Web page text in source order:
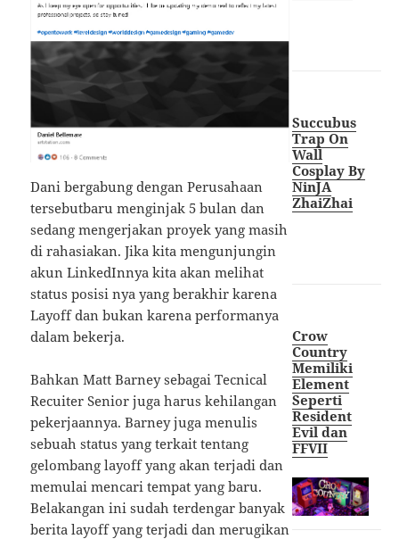
Dani bergabung dengan Perusahaan
tersebutbaru menginjak 5 bulan dan
sedang mengerjakan proyek yang masih
di rahasiakan. Jika kita mengunjungin
akun LinkedInnya kita akan melihat
status posisi nya yang berakhir karena
Layoff dan bukan karena performanya
dalam bekerja.
Bahkan Matt Barney sebagai Tecnical
Recuiter Senior juga harus kehilangan
pekerjaannya. Barney juga menulis
sebuah status yang terkait tentang
gelombang layoff yang akan terjadi dan
memulai mencari tempat yang baru.
Belakangan ini sudah terdengar banyak
berita layoff yang terjadi dan merugikan
Succubus
Trap On
Wall
Cosplay By
NinJA
ZhaiZhai
Crow
Country
Memiliki
Element
Seperti
Resident
Evil dan
FFVII